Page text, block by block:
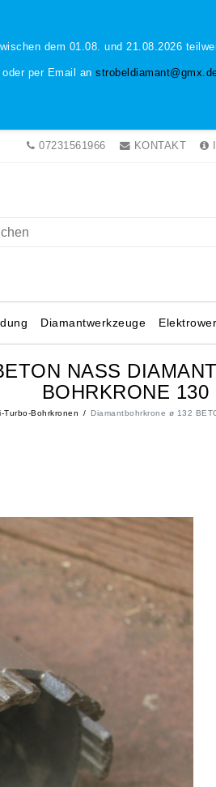
dem 01.08. und 21.08.2026
per Email an
07231561966 KONTAKT
Diamantwerkzeuge
NASS
BOHRKRONE 130
Turbo-Bohrkronen Diamantbohrkrone ø 132